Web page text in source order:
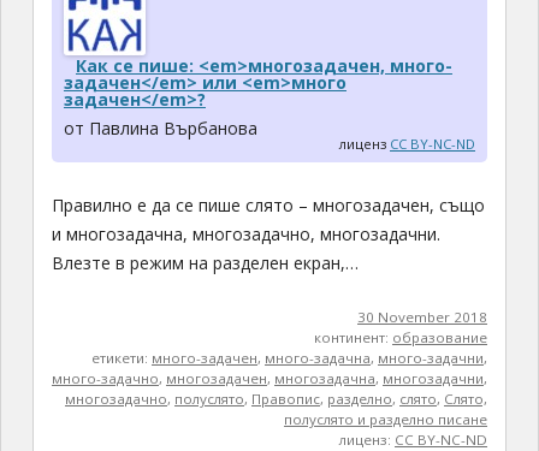
Как се пише: <em>многозадачен, много-
задачен</em> или <em>много
задачен</em>?
от Павлина Върбанова
лиценз CC BY-NC-ND
Правилно е да се пише слято – многозадачен, също
и многозадачна, многозадачно, многозадачни.
Влезте в режим на разделен екран,…
30 November 2018
континент: образование
етикети: много-задачен, много-задачна, много-задачни,
много-задачно, многозадачен, многозадачна, многозадачни,
многозадачно, полуслято, Правопис, разделно, слято, Слято,
полуслято и разделно писане
лиценз: CC BY-NC-ND